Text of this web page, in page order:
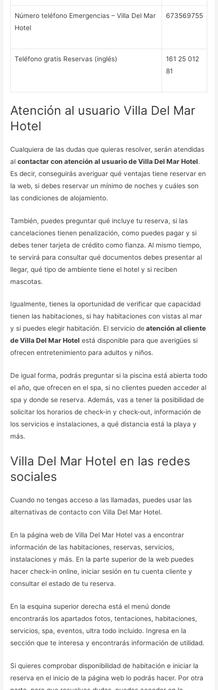
Número teléfono Emergencias – Villa Del Mar
Hotel
673569755
Teléfono gratis Reservas (inglés)
161 25 012
81
Atención al usuario Villa Del Mar
Hotel
Cualquiera de las dudas que quieras resolver, serán atendidas
alcontactar con atención al usuario de Villa Del Mar Hotel.
Es decir, conseguirás averiguar qué ventajas tiene reservar en
la web, si debes reservar un mínimo de noches y cuáles son
las condiciones de alojamiento.
También, puedes preguntar qué incluye tu reserva, si las
cancelaciones tienen penalización, como puedes pagar y si
debes tener tarjeta de crédito como fianza. Al mismo tiempo,
te servirá para consultar qué documentos debes presentar al
llegar, qué tipo de ambiente tiene el hotel y si reciben
mascotas.
Igualmente, tienes la oportunidad de verificar que capacidad
tienen las habitaciones, si hay habitaciones con vistas al mar
y si puedes elegir habitación. El servicio deatención al cliente
de Villa Del Mar Hotel está disponible para que averigües si
ofrecen entretenimiento para adultos y niños.
De igual forma, podrás preguntar si la piscina está abierta todo
el año, que ofrecen en el spa, si no clientes pueden acceder al
spa y donde se reserva. Además, vas a tener la posibilidad de
solicitar los horarios de check-in y check-out, información de
los servicios e instalaciones, a qué distancia está la playa y
más.
Villa Del Mar Hotel en las redes
sociales
Cuando no tengas acceso a las llamadas, puedes usar las
alternativas de contacto con Villa Del Mar Hotel.
En la página web de Villa Del Mar Hotel vas a encontrar
información de las habitaciones, reservas, servicios,
instalaciones y más. En la parte superior de la web puedes
hacer check-in online, iniciar sesión en tu cuenta cliente y
consultar el estado de tu reserva.
En la esquina superior derecha está el menú donde
encontrarás los apartados fotos, tentaciones, habitaciones,
servicios, spa, eventos, ultra todo incluido. Ingresa en la
sección que te interesa y encontrarás información de utilidad.
Si quieres comprobar disponibilidad de habitación e iniciar la
reserva en el inicio de la página web lo podrás hacer. Por otra